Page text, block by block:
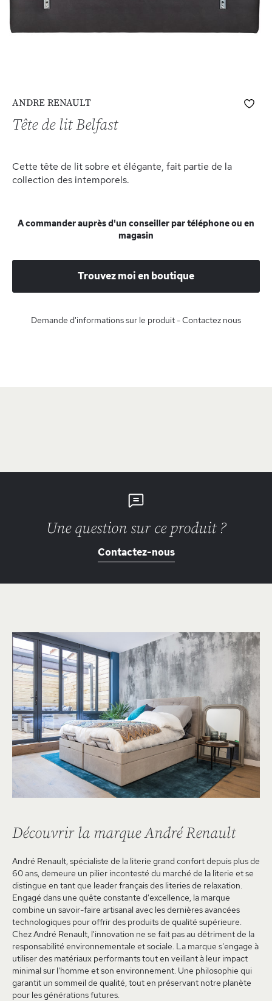
the
beginning
images
gallery
ANDRE RENAULT
Tête de lit Belfast
Cette tête de lit sobre et élégante, fait partie de la
collection des intemporels.
A commander auprès d'un conseiller par téléphone ou en
magasin
Trouvez moi en boutique
Demande d'informations sur le produit - Contactez nous
Une question sur ce produit ?
Contactez-nous
Découvrir la marque André Renault
André Renault, spécialiste de la literie grand confort depuis plus de
60 ans, demeure un pilier incontesté du marché de la literie et se
distingue en tant que leader français des literies de relaxation.
Engagé dans une quête constante d'excellence, la marque
combine un savoir-faire artisanal avec les dernières avancées
technologiques pour offrir des produits de qualité supérieure.
Chez André Renault, l'innovation ne se fait pas au détriment de la
responsabilité environnementale et sociale. La marque s'engage à
utiliser des matériaux performants tout en veillant à leur impact
minimal sur l'homme et son environnement. Une philosophie qui
garantit un sommeil de qualité, tout en préservant notre planète
pour les générations futures.